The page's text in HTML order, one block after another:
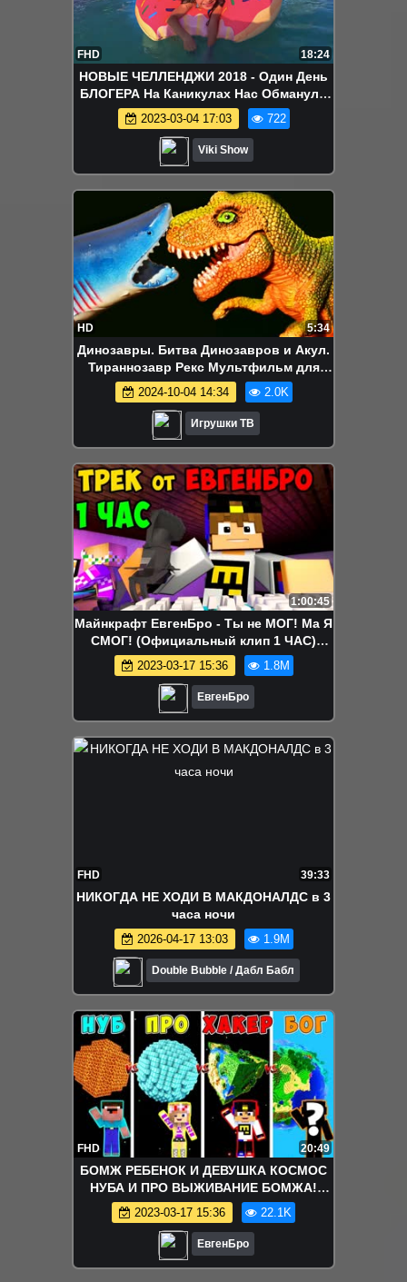
FHD 18:24
НОВЫЕ ЧЕЛЛЕНДЖИ 2018 - Один День
БЛОГЕРА На Каникулах Нас Обманули
Челлендж Игровые Автоматы Дубай
Макдональдс / Вики Шоу
2023-03-04 17:03 722
Viki Show
HD 5:34
Динозавры. Битва Динозавров и Акул.
Тираннозавр Рекс Мультфильм для
детей на русском Игрушки ТВ
2024-10-04 14:34 2.0K
Игрушки ТВ
1:00:45
Майнкрафт ЕвгенБро - Ты не МОГ! Ма Я
СМОГ! (Официальный клип 1 ЧАС)
[prod. Капуста]
2023-03-17 15:36 1.8M
ЕвгенБро
FHD 39:33
НИКОГДА НЕ ХОДИ В МАКДОНАЛДС в 3
часа ночи
2026-04-17 13:03 1.9M
Double Bubble / Дабл Бабл
FHD 20:49
БОМЖ РЕБЕНОК И ДЕВУШКА КОСМОС
НУБА И ПРО ВЫЖИВАНИЕ БОМЖА!
МАЙНКРАФТ В РЕАЛЬНОЙ ЖИЗНИ
ВИДЕО ТРОЛЛИНГ
2023-03-17 15:36 22.1K
ЕвгенБро